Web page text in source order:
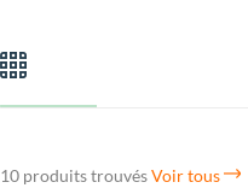
10 produits trouvésVoir tous